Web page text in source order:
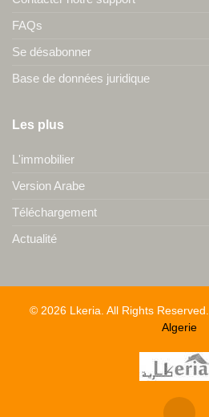
FAQs
Se désabonner
Base de données juridique
Les plus
L'immobilier
Version Arabe
Téléchargement
Actualité
© 2026 Lkeria. All Rights Reserved.
Algerie